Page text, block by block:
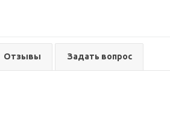
Отзывы Задать вопрос